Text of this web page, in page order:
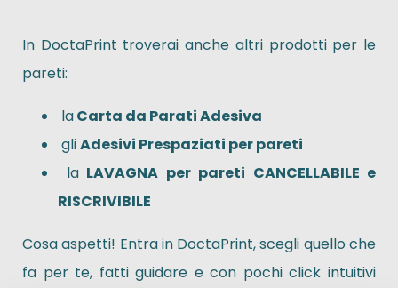
In DoctaPrint troverai anche altri prodotti per le
pareti:
laCarta da Parati Adesiva
gliAdesivi Prespaziati per pareti
laLAVAGNA per pareti CANCELLABILE e
RISCRIVIBILE
Cosa aspetti! Entra in DoctaPrint, scegli quello che
fa per te, fatti guidare e con pochi click intuitivi